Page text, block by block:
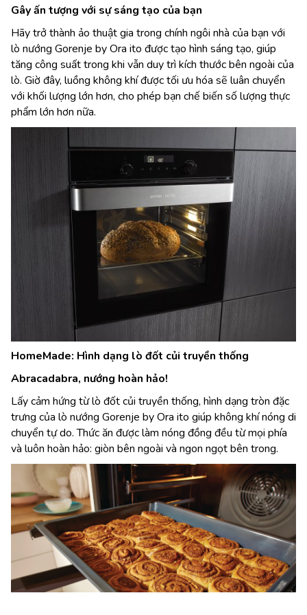
Gây ấn tượng với sự sáng tạo của bạn
Hãy trở thành ảo thuật gia trong chính ngôi nhà của bạn với
lò nướng Gorenje by Ora ito được tạo hình sáng tạo, giúp
tăng công suất trong khi vẫn duy trì kích thước bên ngoài của
lò. Giờ đây, luồng không khí được tối ưu hóa sẽ luân chuyển
với khối lượng lớn hơn, cho phép bạn chế biến số lượng thực
phẩm lớn hơn nữa.
HomeMade: Hình dạng lò đốt củi truyền thống
Abracadabra, nướng hoàn hảo!
Lấy cảm hứng từ lò đốt củi truyền thống, hình dạng tròn đặc
trưng của lò nướng Gorenje by Ora ito giúp không khí nóng di
chuyển tự do. Thức ăn được làm nóng đồng đều từ mọi phía
và luôn hoàn hảo: giòn bên ngoài và ngon ngọt bên trong.